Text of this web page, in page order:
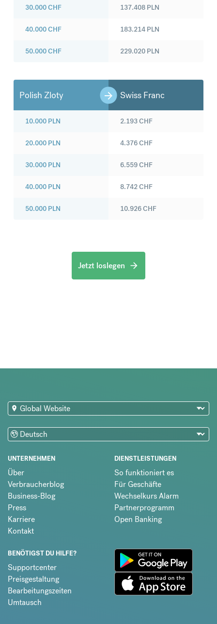
30.000CHF
40.000CHF
50.000CHF
137.408 PLN
183.214 PLN
229.020 PLN
Polish Zloty Swiss Franc
10.000 PLN
20.000 PLN
30.000 PLN
40.000 PLN
50.000 PLN
2.193CHF
4.376CHF
6.559CHF
8.742CHF
10.926CHF
Jetzt loslegen
UNTERNEHMEN
Über
Verbraucherblog
Business-Blog
Press
Karriere
Kontakt
DIENSTLEISTUNGEN
So funktioniert es
Für Geschäfte
Wechselkurs Alarm
Partnerprogramm
Open Banking
BENÖTIGST DU HILFE?
Supportcenter
Preisgestaltung
Bearbeitungszeiten
Umtausch